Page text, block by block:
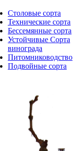
Столовые сорта
Технические сорта
Бессемянные сорта
Устойчивые Сорта
винограда
Питомниководство
Подвойные сорта